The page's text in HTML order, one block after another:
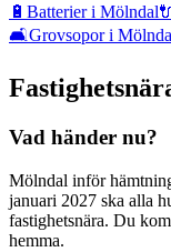
🔋 Batterieri Mölndal
🛋️Grovsopori
Vad händer nu?
Mölndal inför
januari 2027 ska alla
fastighetsnära. Du
hemma.